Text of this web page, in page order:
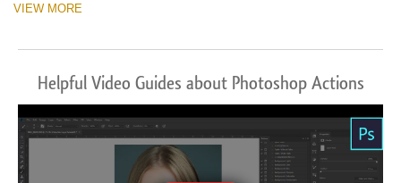
VIEW MORE
Helpful Video Guides about Photoshop Actions